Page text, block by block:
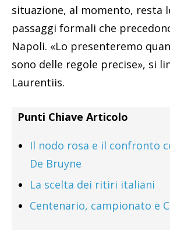
situazione, al momento, resta
passaggi formali che
Napoli. «Lo presenteremo
sono delle regole precise», si
Laurentiis.
Punti Chiave Articolo
Il nodo rosa e il confronto
De Bruyne
La scelta dei ritiri italiani
Centenario, campionato e